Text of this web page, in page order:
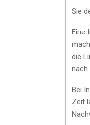
Sie
Eine
die
nach
Bei
Zeit